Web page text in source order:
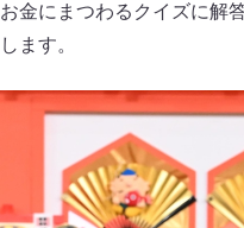
金にまつわるクイズに解
ます。